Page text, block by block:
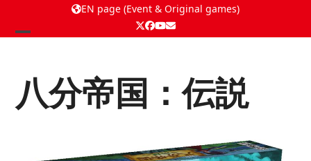
EN page (Event & Original games)
Twitter
Facebook
YouTube
Email
menu
menu
八分帝国：伝説